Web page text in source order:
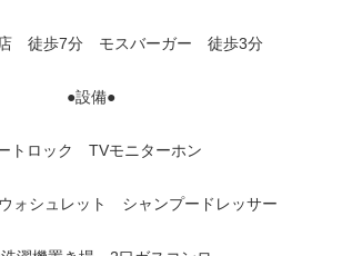
店 徒歩7分 モスバーガー 徒歩3分
●設備●
トロック TVモニターホン
ォシュレット シャンプードレッサー